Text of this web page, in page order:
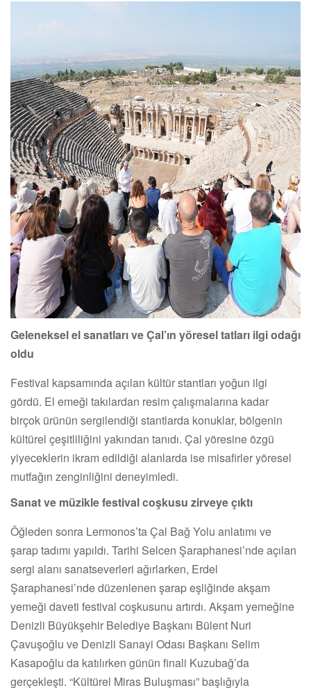
Geleneksel el sanatları ve Çal’ın yöresel tatları ilgi odağı
oldu
Festival kapsamında açılan kültür stantları yoğun ilgi
gördü. El emeği takılardan resim çalışmalarına kadar
birçok ürünün sergilendiği stantlarda konuklar, bölgenin
kültürel çeşitliliğini yakından tanıdı. Çal yöresine özgü
yiyeceklerin ikram edildiği alanlarda ise misafirler yöresel
mutfağın zenginliğini deneyimledi.
Sanat ve müzikle festival coşkusu zirveye çıktı
Öğleden sonra Lermonos’ta Çal Bağ Yolu anlatımı ve
şarap tadımı yapıldı. Tarihi Selcen Şaraphanesi’nde açılan
sergi alanı sanatseverleri ağırlarken, Erdel
Şaraphanesi’nde düzenlenen şarap eşliğinde akşam
yemeği daveti festival coşkusunu artırdı. Akşam yemeğine
Denizli Büyükşehir Belediye Başkanı Bülent Nuri
Çavuşoğlu ve Denizli Sanayi Odası Başkanı Selim
Kasapoğlu da katılırken günün finali Kuzubağ’da
gerçekleşti. “Kültürel Miras Buluşması” başlığıyla